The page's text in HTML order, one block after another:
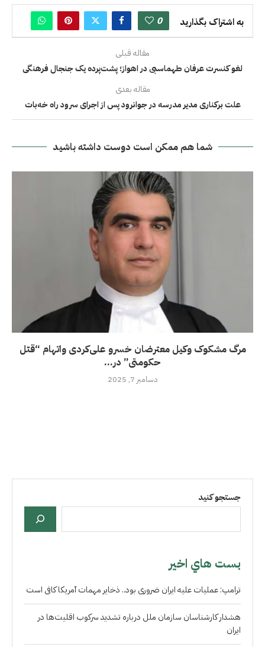
به اشتراک بگذارید 0
مقاله قبلی
لغو کنسرت عرفان طهماسبی در اهواز؛ پشت‌پرده یک جنجال فرهنگی
مقاله بعدی
علت برکناری مدیر مدرسه در جوانرود پس از اجرای سرود راه خەبات
شما هم ممکن است دوست داشته باشید
مرگ مشکوک وکیل معترضان خسرو علی‌کردی واتهام “قتل
حکومتی” در...
دسامبر 7, 2025
جستجو کنید
بست هاي اخير
ترامپ: عملیات علیه ایران ضروری بود.. ذخایر مهمات آمریکا کافی است
هشدار کارشناسان سازمان ملل درباره تشدید سرکوب اقلیت‌ها در
ایران